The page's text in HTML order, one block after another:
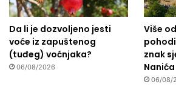
Da li je dozvoljeno jesti
voće iz zapuštenog
(tuđeg) voćnjaka?
06/08/2026
Više
znak
Nanića
06/08/